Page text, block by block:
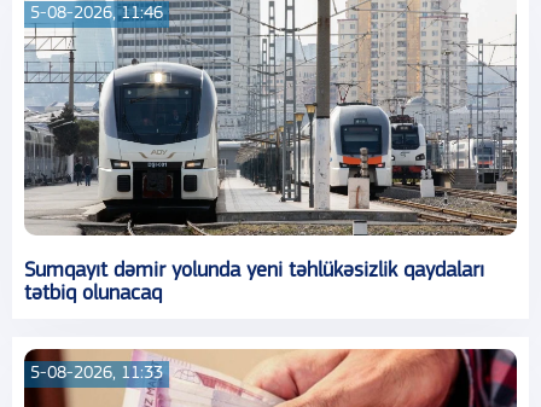
5-08-2026, 11:46
Sumqayıt dəmir yolunda yeni təhlükəsizlik qaydaları
tətbiq olunacaq
5-08-2026, 11:33